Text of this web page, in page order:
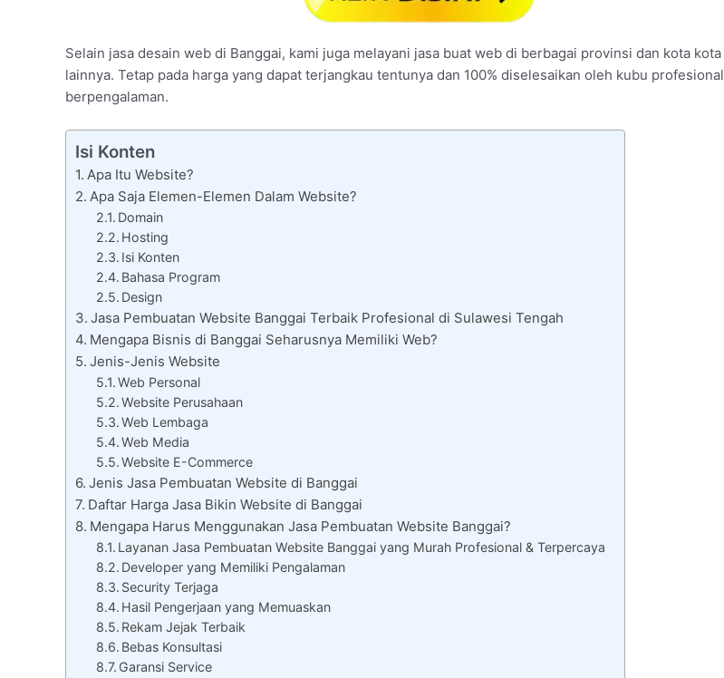
Selain jasa desain web di Banggai, kami juga melayani jasa buat web di berbagai provinsi dan kota kota
lainnya. Tetap pada harga yang dapat terjangkau tentunya dan 100% diselesaikan oleh kubu profesional
berpengalaman.
Isi Konten
Apa Itu Website?
Apa Saja Elemen-Elemen Dalam Website?
Domain
Hosting
Isi Konten
Bahasa Program
Design
Jasa Pembuatan Website Banggai Terbaik Profesional di Sulawesi Tengah
Mengapa Bisnis di Banggai Seharusnya Memiliki Web?
Jenis-Jenis Website
Web Personal
Website Perusahaan
Web Lembaga
Web Media
Website E-Commerce
Jenis Jasa Pembuatan Website di Banggai
Daftar Harga Jasa Bikin Website di Banggai
Mengapa Harus Menggunakan Jasa Pembuatan Website Banggai?
Layanan Jasa Pembuatan Website Banggai yang Murah Profesional & Terpercaya
Developer yang Memiliki Pengalaman
Security Terjaga
Hasil Pengerjaan yang Memuaskan
Rekam Jejak Terbaik
Bebas Konsultasi
Garansi Service